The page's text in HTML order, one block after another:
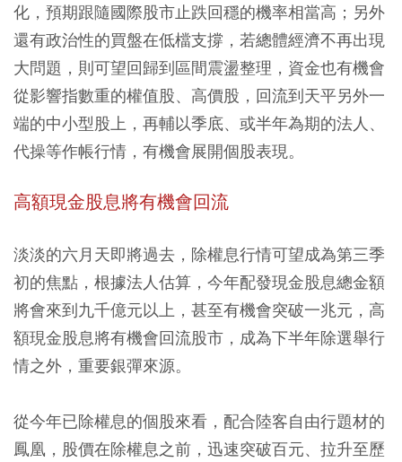
化，預期跟隨國際股市止跌回穩的機率相當高；另外
還有政治性的買盤在低檔支撐，若總體經濟不再出現
大問題，則可望回歸到區間震盪整理，資金也有機會
從影響指數重的權值股、高價股，回流到天平另外一
端的中小型股上，再輔以季底、或半年為期的法人、
代操等作帳行情，有機會展開個股表現。
高額現金股息將有機會回流
淡淡的六月天即將過去，除權息行情可望成為第三季
初的焦點，根據法人估算，今年配發現金股息總金額
將會來到九千億元以上，甚至有機會突破一兆元，高
額現金股息將有機會回流股市，成為下半年除選舉行
情之外，重要銀彈來源。
從今年已除權息的個股來看，配合陸客自由行題材的
鳳凰，股價在除權息之前，迅速突破百元、拉升至歷